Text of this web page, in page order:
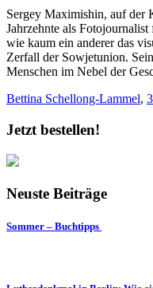
Sergey Maximishin, auf der
Jahrzehnte als
wie kaum ein anderer das
Zerfall der Sowjetunion.
Menschen im Nebel der
Bettina Schellong-Lammel,
Jetzt bestellen!
Neuste Beiträge
Sommer – Buchtipps